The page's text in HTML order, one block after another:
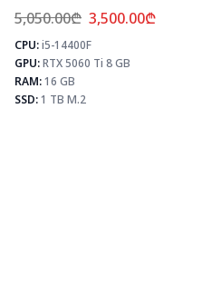
SSD 1 TB M.2
5,050.00₾ 3,500.00₾
CPU:i5-14400F
GPU:RTX 5060 Ti 8 GB
RAM:16 GB
SSD:1 TB M.2